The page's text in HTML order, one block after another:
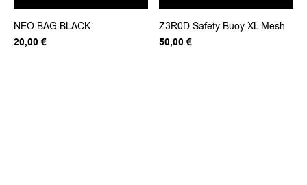
NEO BAG BLACK
20,00 €
Z3R0D Safety Buoy XL Mesh
50,00€